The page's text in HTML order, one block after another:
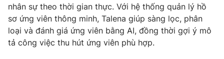
Cơ quan chủ quản:Đài Truyền hình Việt Nam
Cơ quan báo chí:Thời báo VTV
Giấy phép hoạt động báo in và báo điện tử số 483/GP-BTTTT
nhân sự theo thời gian thực. Với hệ thống quản lý hồ
sơ ứng viên thông minh, Talena giúp sàng lọc, phân
loại và đánh giá ứng viên bằng AI, đồng thời gợi ý mô
tả công việc thu hút ứng viên phù hợp.